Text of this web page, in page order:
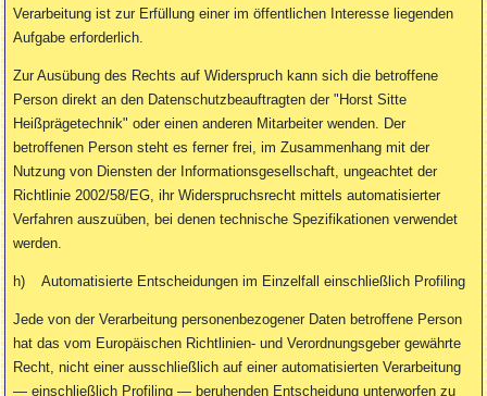
Verarbeitung ist zur Erfüllung einer im öffentlichen Interesse liegenden
Aufgabe erforderlich.
Zur Ausübung des Rechts auf Widerspruch kann sich die betroffene
Person direkt an den Datenschutzbeauftragten der "Horst Sitte
Heißprägetechnik" oder einen anderen Mitarbeiter wenden. Der
betroffenen Person steht es ferner frei, im Zusammenhang mit der
Nutzung von Diensten der Informationsgesellschaft, ungeachtet der
Richtlinie 2002/58/EG, ihr Widerspruchsrecht mittels automatisierter
Verfahren auszuüben, bei denen technische Spezifikationen verwendet
werden.
h) Automatisierte Entscheidungen im Einzelfall einschließlich Profiling
Jede von der Verarbeitung personenbezogener Daten betroffene Person
hat das vom Europäischen Richtlinien- und Verordnungsgeber gewährte
Recht, nicht einer ausschließlich auf einer automatisierten Verarbeitung
— einschließlich Profiling — beruhenden Entscheidung unterworfen zu